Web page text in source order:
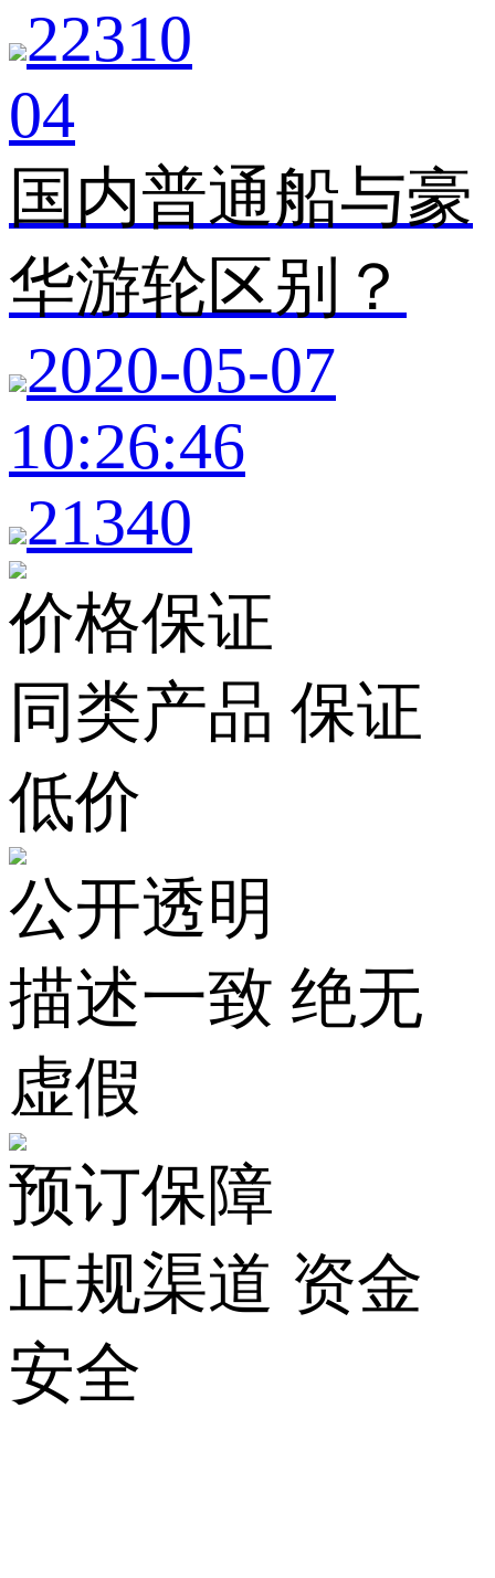
22310
04
国内普通船与豪
华游轮区别？
2020-05-07
10:26:46
21340
价格保证
同类产品 保证
低价
公开透明
描述一致 绝无
虚假
预订保障
正规渠道 资金
安全